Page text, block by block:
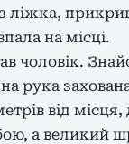
ліжка,
на місці.
чоловік.
рука
від
а великий